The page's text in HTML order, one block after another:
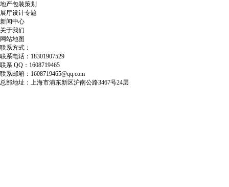
地产包装策划
展厅设计专题
新闻中心
关于我们
网站地图
联系方式：
联系电话：18301907529
联系 QQ：1608719465
联系邮箱：1608719465@qq.com
总部地址：上海市浦东新区沪南公路3467号24层